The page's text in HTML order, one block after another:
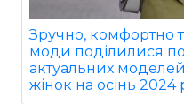
Зручно, комфортно
моди поділилися
актуальних
жінок на осінь 2024